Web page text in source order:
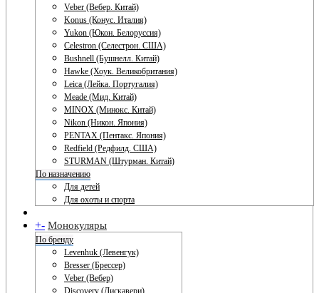
Veber (Вебер. Китай)
Konus (Конус. Италия)
Yukon (Юкон. Белоруссия)
Celestron (Селестрон. США)
Bushnell (Бушнелл. Китай)
Hawke (Хоук. Великобритания)
Leica (Лейка. Португалия)
Meade (Мид. Китай)
MINOX (Минокс. Китай)
Nikon (Никон. Япония)
PENTAX (Пентакс. Япония)
Redfield (Редфилд. США)
STURMAN (Штурман. Китай)
По назначению
Для детей
Для охоты и спорта
+- Монокуляры
По бренду
Levenhuk (Левенгук)
Bresser (Брессер)
Veber (Вебер)
Discovery (Дискавери)